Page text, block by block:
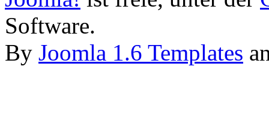
Software.
By Joomla 1.6 Templates